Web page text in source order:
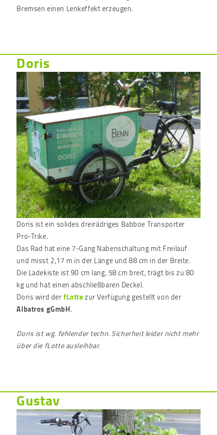
Bremsen einen Lenkeffekt erzeugen.
Doris
Doris ist ein solides dreirädriges Babboe Transporter
Pro-Trike.
Das Rad hat eine 7-Gang Nabenschaltung mit Freilauf
und misst 2,17 m in der Länge und 88 cm in der Breite.
Die Ladekiste ist 90 cm lang, 58 cm breit, trägt bis zu 80
kg und hat einen abschließbaren Deckel.
Doris wird derfLottezur Verfügung gestellt von der
Albatros gGmbH.
Dorisist wg. fehlender techn. Sicherheit leider nicht mehr
über die fLotte ausleihbar.
Gustav